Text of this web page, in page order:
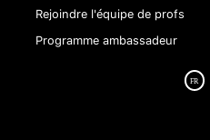
Rejoindre l'équipe de profs
Programme ambassadeur